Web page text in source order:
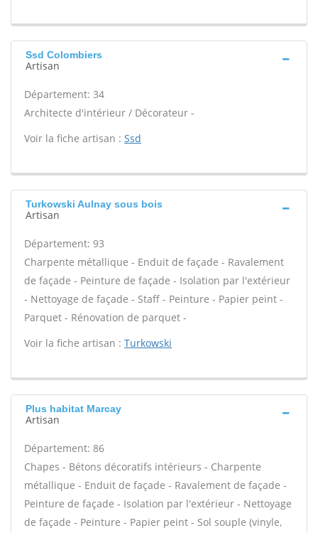
Ssd Colombiers
Artisan
Département: 34
Architecte d'intérieur / Décorateur -
Voir la fiche artisan : Ssd
Turkowski Aulnay sous bois
Artisan
Département: 93
Charpente métallique - Enduit de façade - Ravalement
de façade - Peinture de façade - Isolation par l'extérieur
- Nettoyage de façade - Staff - Peinture - Papier peint -
Parquet - Rénovation de parquet -
Voir la fiche artisan : Turkowski
Plus habitat Marcay
Artisan
Département: 86
Chapes - Bétons décoratifs intérieurs - Charpente
métallique - Enduit de façade - Ravalement de façade -
Peinture de façade - Isolation par l'extérieur - Nettoyage
de façade - Peinture - Papier peint - Sol souple (vinyle,